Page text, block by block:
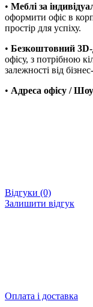
• Меблі за
оформити офіс в
простір для успіху.
• Безкоштовний
офісу, з потрібною
залежності від
• Адреса офісу /
Відгуки (0)
Залишити відгук
Оплата і доставка